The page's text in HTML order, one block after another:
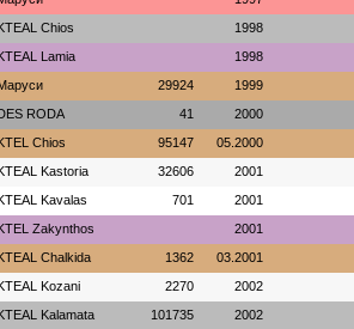
Chios 1998
Lamia 1998
29924 1999
RODA 41 2000
Chios 95147 05.2000
Kastoria 32606 2001
Kavalas 701 2001
Zakynthos 2001
Chalkida 1362 03.2001
Kozani 2270 2002
Kalamata 101735 2002